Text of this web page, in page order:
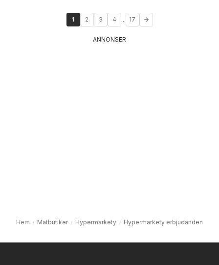
1 2 3 4 ... 17
ANNONSER
Hem Matbutiker Hypermarkety Hypermarkety erbjudanden